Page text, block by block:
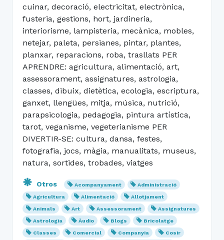
cuinar, decoració, electricitat, electrònica,
fusteria, gestions, hort, jardineria,
interiorisme, lampisteria, mecànica, mobles,
netejar, paleta, persianes, pintar, plantes,
planxar, reparacions, roba, trasllats PER
APRENDRE: agricultura, alimentació, art,
assessorament, assignatures, astrologia,
classes, dibuix, dietètica, ecologia, escriptura,
ganxet, llengües, mitja, música, nutrició,
parapsicologia, pedagogia, pintura artística,
tarot, veganisme, vegeterianisme PER
DIVERTIR-SE: cultura, dansa, festes,
fotografia, jocs, màgia, manualitats, museus,
natura, sortides, trobades, viatges
Otros Acompanyament
Administració
Agricultura
Alimentació
Allotjament
Animals
Art Assessorament
Assignatures
Astrologia
Àudio Blogs
Bricolatge
Classes
Comercial Companyia
Cosir